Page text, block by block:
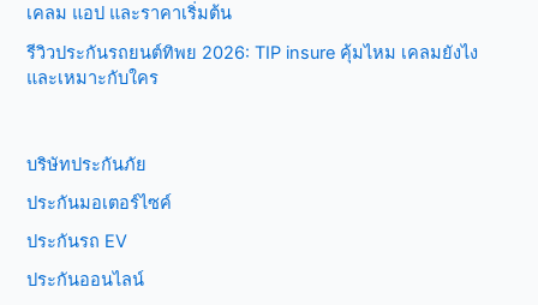
เคลม แอป และราคาเริ่มต้น
รีวิวประกันรถยนต์ทิพย 2026: TIP insure คุ้มไหม เคลมยังไง
และเหมาะกับใคร
บริษัทประกันภัย
ประกันมอเตอร์ไซค์
ประกันรถ EV
ประกันออนไลน์